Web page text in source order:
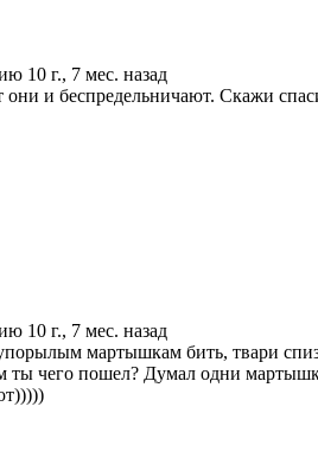
10 г., 7 мес. назад
они и беспредельничают. Скажи
10 г., 7 мес. назад
мартышкам бить, твари
чего пошел? Думал одни